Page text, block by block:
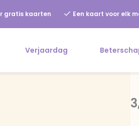
gratis kaarten Een kaart voor elk
Verjaardag